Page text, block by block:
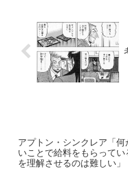
アプトン・シンクレア「何
いことで給料をもらって
を理解させるのは難しい」